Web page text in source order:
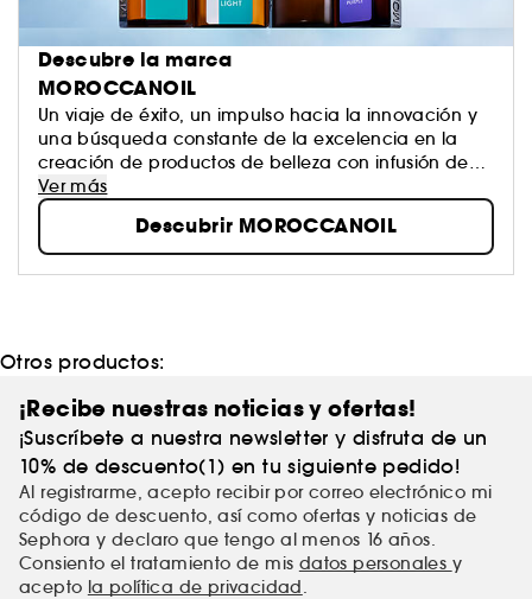
Descubre la marca
MOROCCANOIL
Un viaje de éxito, un impulso hacia la innovación y
una búsqueda constante de la excelencia en la
creación de productos de belleza con infusión de
aceite, han dado forma a una marca ahora
establecida como un icono: Moroccanoil.
Ver más
Descubrir MOROCCANOIL
Otros productos:
¡Recibe nuestras noticias y ofertas!
¡Suscríbete a nuestra newsletter y disfruta de un
10% de descuento(1) en tu siguiente pedido!
Al registrarme, acepto recibir por correo electrónico mi
código de descuento, así como ofertas y noticias de
Sephora y declaro que tengo al menos 16 años.
Consiento el tratamiento de mis datos personales y
acepto la política de privacidad.